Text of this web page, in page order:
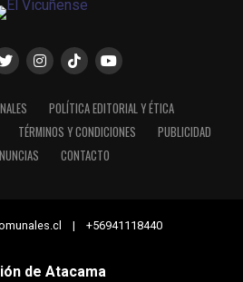
POLÍTICA EDITORIAL Y ÉTICA
TÉRMINOS Y CONDICIONES
PUBLICIDAD
CONTACTO
| +56941118440
de Atacama